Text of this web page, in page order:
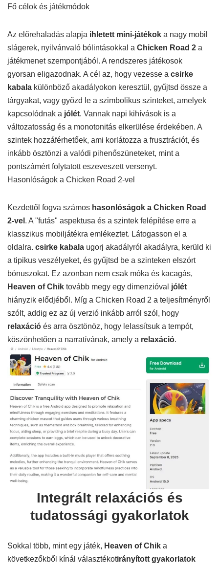
Fő célok és játékmódok
Az előrehaladás alapja ihletett mini-játékok a nagy mobil
slágerek, nyilvánvaló bólintásokkal a Chicken Road 2 a
játékmenet szempontjából. A rendszeres játékosok
gyorsan eligazodnak. A cél az, hogy vezesse a csirke
kabala különböző akadályokon keresztül, gyűjtsd össze a
tárgyakat, vagy győzd le a szimbolikus szinteket, amelyek
kapcsolódnak a jólét . Vannak napi kihívások is a
változatosság és a monotonitás elkerülése érdekében. A
szintek hozzáférhetőek, ami korlátozza a frusztrációt, és
inkább ösztönzi a valódi pihenőszüneteket, mint a
pontszámért folytatott eszeveszett versenyt.
Hasonlóságok a Chicken Road 2-vel
Kezdettől fogva számos hasonlóságok a Chicken Road
2-vel . A "futás" aspektusa és a szintek felépítése erre a
klasszikus mobiljátékra emlékeztet. Látogasson el a
oldalra. csirke kabala ugorj akadályról akadályra, kerüld ki
a tipikus veszélyeket, és gyűjtsd be a szinteken elszórt
bónuszokat. Ez azonban nem csak móka és kacagás,
Heaven of Chik tovább megy egy dimenzióval jólét
hiányzik elődjéből. Míg a Chicken Road 2 a teljesítményről
szólt, addig ez az új verzió inkább arról szól, hogy
relaxáció és arra ösztönöz, hogy lelassítsuk a tempót,
köszönhetően a narratívának, amely a relaxáció
Integrált relaxációs és
tudatossági gyakorlatok
Sokkal több, mint egy játék, Heaven of Chik a
következőkből kínál választékotirányított gyakorlatok